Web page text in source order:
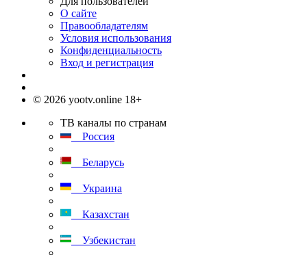
О сайте
Правообладателям
Условия использования
Конфиденциальность
Вход и регистрация
© 2026 yootv.online 18+
ТВ каналы по странам
Россия
Беларусь
Украина
Казахстан
Узбекистан